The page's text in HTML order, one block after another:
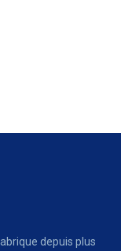
depuis plus